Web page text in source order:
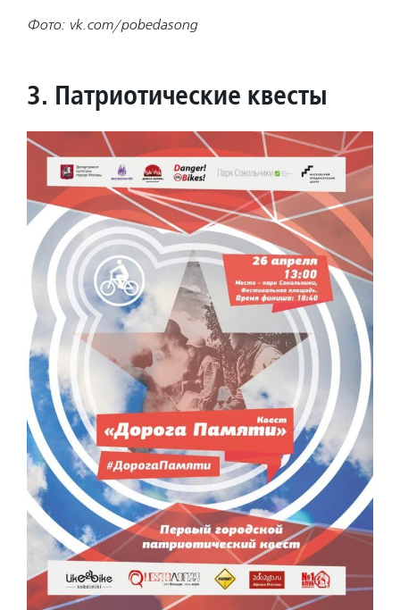
Фото: vk.com/pobedasong
3. Патриотические квесты